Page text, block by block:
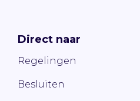
Direct naar
Regelingen
Besluiten